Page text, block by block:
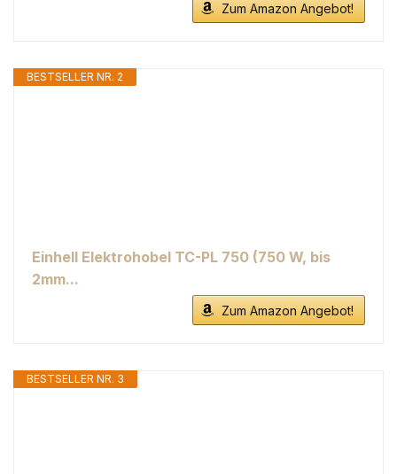
Zum Amazon Angebot!
BESTSELLER NR. 2
Einhell Elektrohobel TC-PL 750 (750 W, bis
2mm...
Zum Amazon Angebot!
BESTSELLER NR. 3